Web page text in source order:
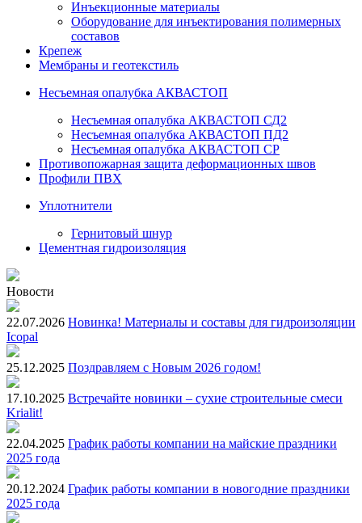
Инъекционные материалы
Оборудование для инъектирования полимерных
составов
Крепеж
Мембраны и геотекстиль
Несъемная опалубка АКВАСТОП
Несъемная опалубка АКВАСТОП СД2
Несъемная опалубка АКВАСТОП ПД2
Несъемная опалубка АКВАСТОП СР
Противопожарная защита деформационных швов
Профили ПВХ
Уплотнители
Гернитовый шнур
Цементная гидроизоляция
Новости
22.07.2026 Новинка! Материалы и составы для гидроизоляции
Icopal
25.12.2025 Поздравляем с Новым 2026 годом!
17.10.2025 Встречайте новинки – сухие строительные смеси
Krialit!
22.04.2025 График работы компании на майские праздники
2025 года
20.12.2024 График работы компании в новогодние праздники
2025 года